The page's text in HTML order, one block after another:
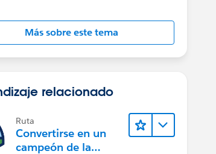
Más sobre este tema
relacionado
Ruta
Convertirse en un
campeón de la